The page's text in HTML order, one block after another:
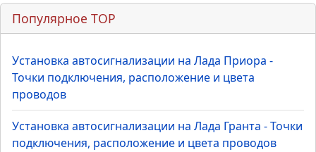
Популярное TOP
Установка автосигнализации на Лада Приора -
Точки подключения, расположение и цвета
проводов
Установка автосигнализации на Лада Гранта - Точки
подключения, расположение и цвета проводов